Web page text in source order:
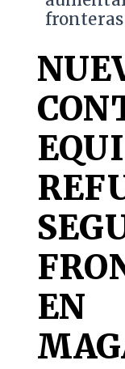
EN